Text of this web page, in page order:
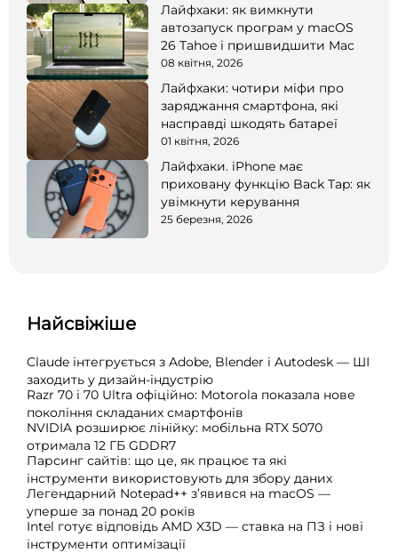
Лайфхаки: як вимкнути
автозапуск програм у macOS
26 Tahoe і пришвидшити Mac
08 квітня, 2026
Лайфхаки: чотири міфи про
заряджання смартфона, які
насправді шкодять батареї
01 квітня, 2026
Лайфхаки. iPhone має
приховану функцію Back Tap: як
увімкнути керування
25 березня, 2026
Найсвіжіше
Claude інтегрується з Adobe, Blender і Autodesk — ШІ
заходить у дизайн-індустрію
Razr 70 і 70 Ultra офіційно: Motorola показала нове
покоління складаних смартфонів
NVIDIA розширює лінійку: мобільна RTX 5070
отримала 12 ГБ GDDR7
Парсинг сайтів: що це, як працює та які
інструменти використовують для збору даних
Легендарний Notepad++ з’явився на macOS —
уперше за понад 20 років
Intel готує відповідь AMD X3D — ставка на ПЗ і нові
інструменти оптимізації